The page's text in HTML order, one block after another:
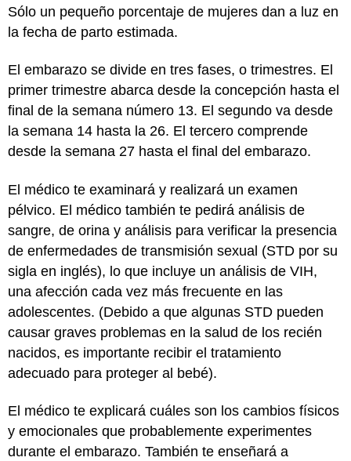
Sólo un pequeño porcentaje de mujeres dan a luz en
la fecha de parto estimada.
El embarazo se divide en tres fases, o trimestres. El
primer trimestre abarca desde la concepción hasta el
final de la semana número 13. El segundo va desde
la semana 14 hasta la 26. El tercero comprende
desde la semana 27 hasta el final del embarazo.
El médico te examinará y realizará un examen
pélvico. El médico también te pedirá análisis de
sangre, de orina y análisis para verificar la presencia
de enfermedades de transmisión sexual (STD por su
sigla en inglés), lo que incluye un análisis de VIH,
una afección cada vez más frecuente en las
adolescentes. (Debido a que algunas STD pueden
causar graves problemas en la salud de los recién
nacidos, es importante recibir el tratamiento
adecuado para proteger al bebé).
El médico te explicará cuáles son los cambios físicos
y emocionales que probablemente experimentes
durante el embarazo. También te enseñará a